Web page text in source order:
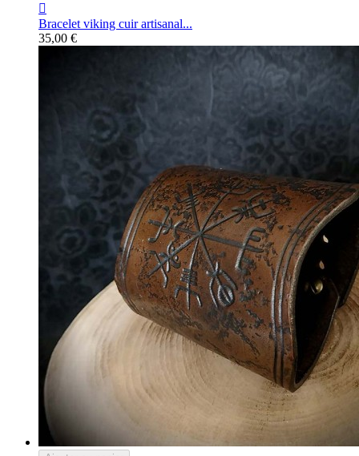

Bracelet viking cuir artisanal...
35,00 €